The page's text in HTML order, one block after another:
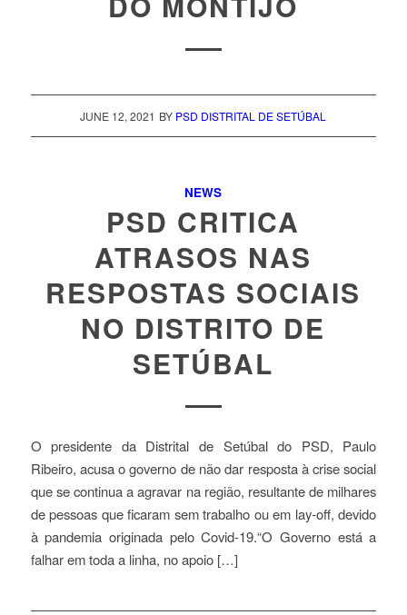
JUNE 12, 2021 BY PSD DISTRITAL DE SETÚBAL
NEWS
PSD CRITICA
ATRASOS NAS
RESPOSTAS SOCIAIS
NO DISTRITO DE
SETÚBAL
O presidente da Distrital de Setúbal do PSD, Paulo
Ribeiro, acusa o governo de não dar resposta à crise social
que se continua a agravar na região, resultante de milhares
de pessoas que ficaram sem trabalho ou em lay-off, devido
à pandemia originada pelo Covid-19.“O Governo está a
falhar em toda a linha, no apoio […]